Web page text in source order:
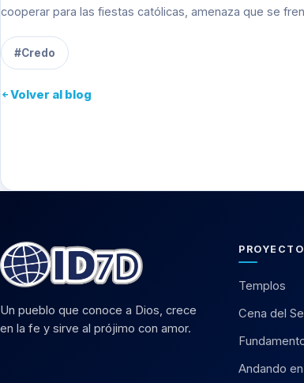
cooperar para las fiestas católicas, amenaza que se
#Credo
Volver al blog
Un pueblo que conoce a Dios, crece
en la fe y sirve al prójimo con amor.
Templos
Cena del
Andando